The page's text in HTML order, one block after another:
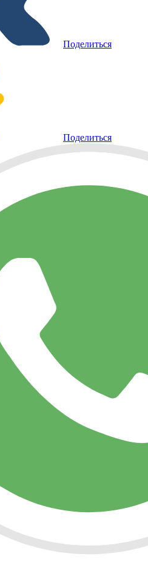
Поделиться
Поделиться